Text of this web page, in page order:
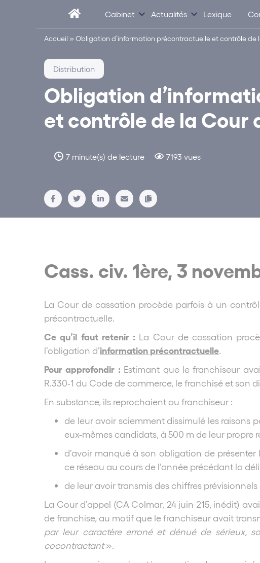
Cabinet Actualités Lexique
Accueil »Obligation d’information précontractuelle et contrôle de
Obligation
et contrôle de la Cour
7 minute(s) de lecture 7193 vues
Distribution
Cass. civ. 1ère, 3
La Cour de cassation procède parfois à un
précontractuelle.
Ce qu’il faut retenir : La Cour de cassation
l’obligation d’information précontractuelle
Pour approfondir : Estimant que le franchiseur
R.330-1 du Code de commerce, le franchisé et son
En substance, ils reprochaient au franchiseur :
de leur avoir sciemment dissimulé les raisons
eux-mêmes candidats, à 500 m de leur propre
d’avoir manqué à son obligation de présenter
ce réseau au cours de l’année précédant la
de leur avoir transmis des chiffres
La Cour d’appel (CA Colmar, 24 juin 215, inédit)
de franchise, au motif que le franchiseur avait
par leur caractère erroné et dénué de sérieux,
cocontractant».